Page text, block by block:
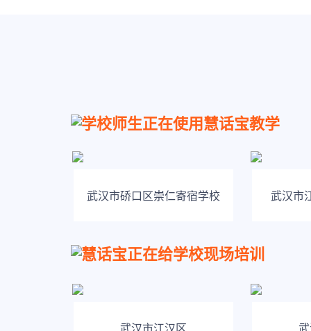
学校师生正在使用慧话宝教学
武汉市硚口区崇仁寄宿学校 武汉市
慧话宝正在给学校现场培训
武汉市江汉区